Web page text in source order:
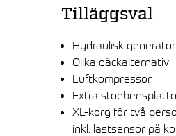
Tilläggsval
Hydraulisk
Olika däckalternativ
Luftkompressor
Extra
XL-korg för två
inkl. lastsensor på